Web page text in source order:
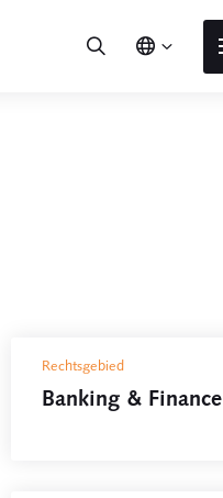
Rechtsgebied
Banking & Finance